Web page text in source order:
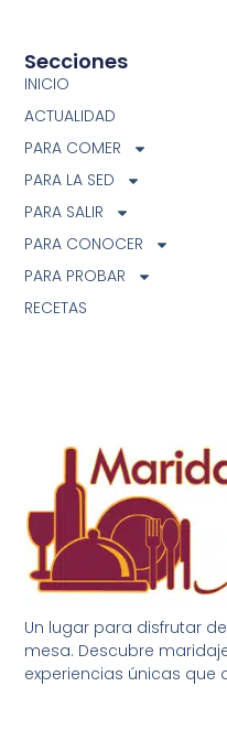
Un lugar para disfrutar
mesa. Descubre
experiencias únicas que
Secciones
INICIO
ACTUALIDAD
PARA COMER
PARA LA SED
PARA SALIR
PARA CONOCER
PARA PROBAR
RECETAS